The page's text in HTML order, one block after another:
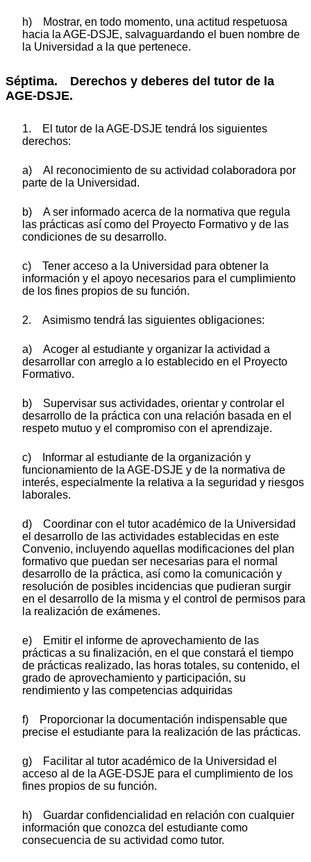
h) Mostrar, en todo momento, una actitud respetuosa
hacia la AGE-DSJE, salvaguardando el buen nombre de
la Universidad a la que pertenece.
Séptima. Derechos y deberes del tutor de la
AGE-DSJE.
1. El tutor de la AGE-DSJE tendrá los siguientes
derechos:
a) Al reconocimiento de su actividad colaboradora por
parte de la Universidad.
b) A ser informado acerca de la normativa que regula
las prácticas así como del Proyecto Formativo y de las
condiciones de su desarrollo.
c) Tener acceso a la Universidad para obtener la
información y el apoyo necesarios para el cumplimiento
de los fines propios de su función.
2. Asimismo tendrá las siguientes obligaciones:
a) Acoger al estudiante y organizar la actividad a
desarrollar con arreglo a lo establecido en el Proyecto
Formativo.
b) Supervisar sus actividades, orientar y controlar el
desarrollo de la práctica con una relación basada en el
respeto mutuo y el compromiso con el aprendizaje.
c) Informar al estudiante de la organización y
funcionamiento de la AGE-DSJE y de la normativa de
interés, especialmente la relativa a la seguridad y riesgos
laborales.
d) Coordinar con el tutor académico de la Universidad
el desarrollo de las actividades establecidas en este
Convenio, incluyendo aquellas modificaciones del plan
formativo que puedan ser necesarias para el normal
desarrollo de la práctica, así como la comunicación y
resolución de posibles incidencias que pudieran surgir
en el desarrollo de la misma y el control de permisos para
la realización de exámenes.
e) Emitir el informe de aprovechamiento de las
prácticas a su finalización, en el que constará el tiempo
de prácticas realizado, las horas totales, su contenido, el
grado de aprovechamiento y participación, su
rendimiento y las competencias adquiridas
f) Proporcionar la documentación indispensable que
precise el estudiante para la realización de las prácticas.
g) Facilitar al tutor académico de la Universidad el
acceso al de la AGE-DSJE para el cumplimiento de los
fines propios de su función.
h) Guardar confidencialidad en relación con cualquier
información que conozca del estudiante como
consecuencia de su actividad como tutor.